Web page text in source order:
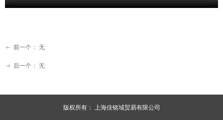
ꂃ 前一个： 无
ꁹ 后一个： 无
版权所有： 上海佳铭域贸易有限公司